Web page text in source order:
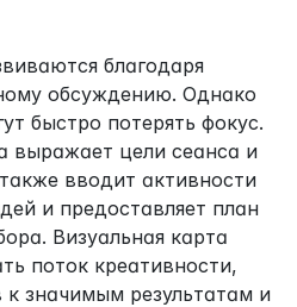
благодаря
обсуждению. Однако
быстро потерять фокус.
выражает цели сеанса и
вводит активности
и предоставляет план
Визуальная карта
поток креативности,
к значимым результатам и